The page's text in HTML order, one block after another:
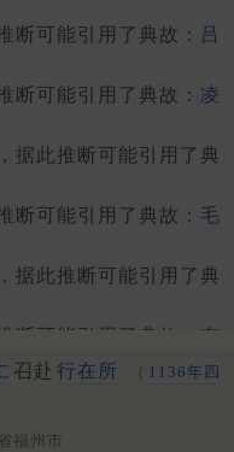
断可能引用了典故： 吕
断可能引用了典故： 凌
据此推断可能引用了典
断可能引用了典故： 毛
据此推断可能引用了典
断可能引用了典故： 东
召赴 行在所 （ 1136年四
福州市